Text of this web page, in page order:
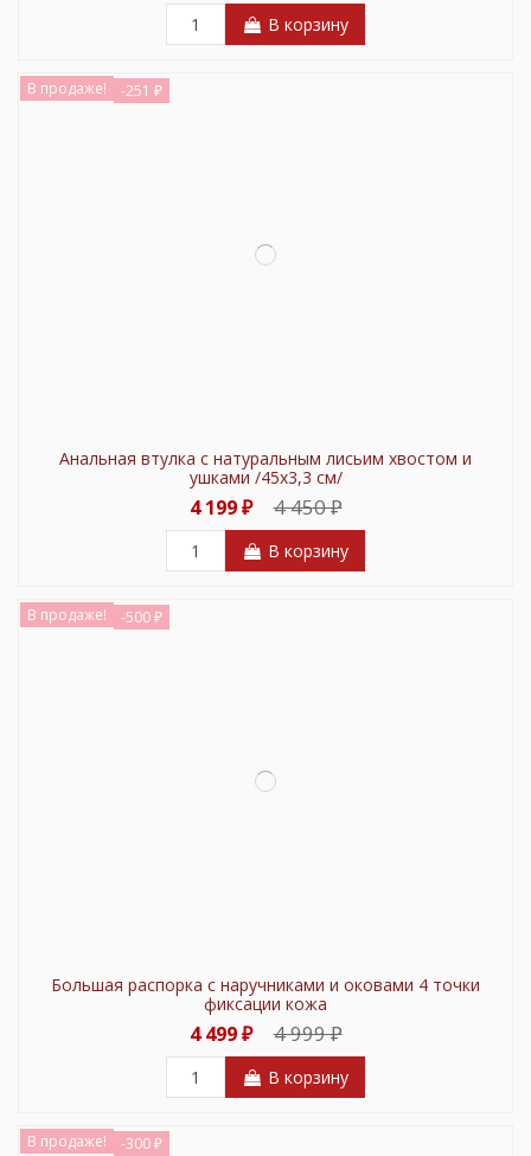
В корзину
В продаже! -251 ₽
Анальная втулка с натуральным лисьим хвостом и
ушками /45х3,3 см/
4 199 ₽ 4 450 ₽
В корзину
В продаже! -500 ₽
Большая распорка с наручниками и оковами 4 точки
фиксации кожа
4 499 ₽ 4 999 ₽
В корзину
В продаже! -300 ₽